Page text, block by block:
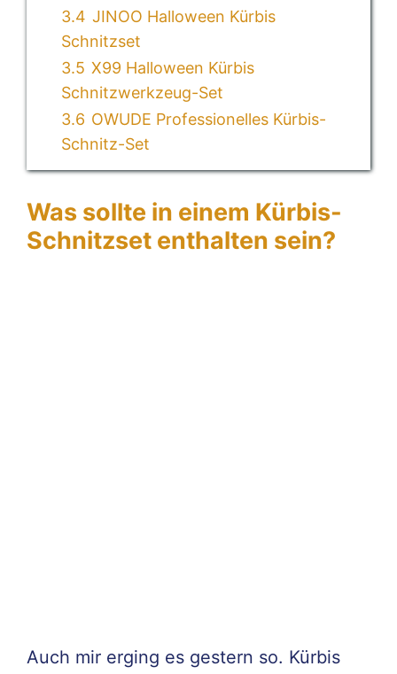
3.4 JINOO Halloween Kürbis
Schnitzset
3.5 X99 Halloween Kürbis
Schnitzwerkzeug-Set
3.6 OWUDE Professionelles Kürbis-
Schnitz-Set
Was sollte in einem Kürbis-
Schnitzset enthalten sein?
Auch mir erging es gestern so. Kürbis